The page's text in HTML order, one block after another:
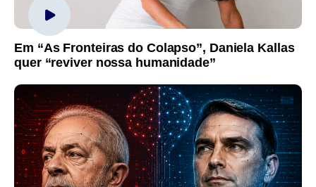
Em “As Fronteiras do Colapso”, Daniela Kallas
quer “reviver nossa humanidade”